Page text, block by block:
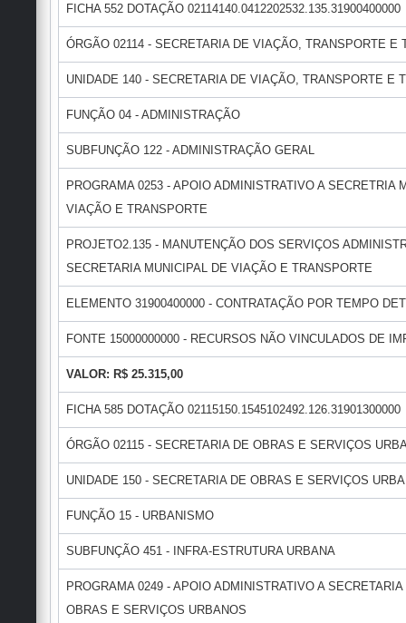
FICHA 552 DOTAÇÃO 02114140.0412202532.135.31900400000
ÓRGÃO 02114 - SECRETARIA DE VIAÇÃO, TRANSPORTE E
UNIDADE 140 - SECRETARIA DE VIAÇÃO, TRANSPORTE E
FUNÇÃO 04 - ADMINISTRAÇÃO
SUBFUNÇÃO 122 - ADMINISTRAÇÃO GERAL
PROGRAMA 0253 - APOIO ADMINISTRATIVO A SECRETRIA
VIAÇÃO E TRANSPORTE
PROJETO2.135 - MANUTENÇÃO DOS SERVIÇOS
SECRETARIA MUNICIPAL DE VIAÇÃO E TRANSPORTE
ELEMENTO 31900400000 - CONTRATAÇÃO POR TEMPO
FONTE 15000000000 - RECURSOS NÃO VINCULADOS DE
VALOR: R$ 25.315,00
FICHA 585 DOTAÇÃO 02115150.1545102492.126.31901300000
ÓRGÃO 02115 - SECRETARIA DE OBRAS E SERVIÇOS
UNIDADE 150 - SECRETARIA DE OBRAS E SERVIÇOS
FUNÇÃO 15 - URBANISMO
SUBFUNÇÃO 451 - INFRA-ESTRUTURA URBANA
PROGRAMA 0249 - APOIO ADMINISTRATIVO A
OBRAS E SERVIÇOS URBANOS